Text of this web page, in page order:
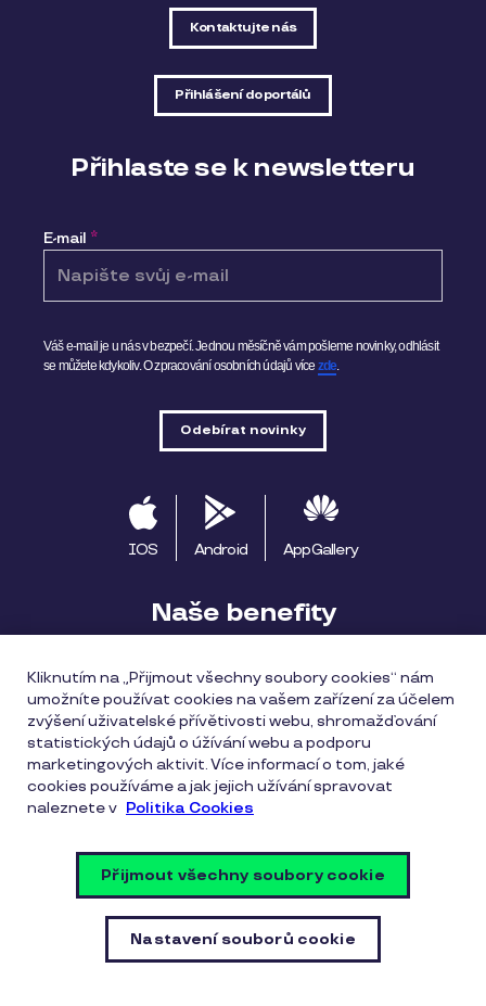
Kontaktujte nás
Přihlášení do portálů
Přihlaste se k newsletteru
E-mail *
Váš e-mail je u nás v bezpečí. Jednou měsíčně vám pošleme novinky, odhlásit
se můžete kdykoliv.O zpracování osobních údajů více zde.
IOS Android AppGallery
Naše benefity
Apple Pay Pluxee Cestuj Pluxee Rozvoz
Katalog provozoven
Všeobecné obchodní podmínky
Zásady ochrany osobních údajů Zásady cookies
Nastavení souborů cookie
Kliknutím na „Přijmout všechny soubory cookies“ nám
umožníte používat cookies na vašem zařízení za účelem
zvýšení uživatelské přívětivosti webu, shromažďování
statistických údajů o úžívání webu a podporu
marketingových aktivit. Více informací o tom, jaké
cookies používáme a jak jejich užívání spravovat
naleznete v Politika Cookies
Nastavení souborů cookie
Přijmout všechny soubory cookie